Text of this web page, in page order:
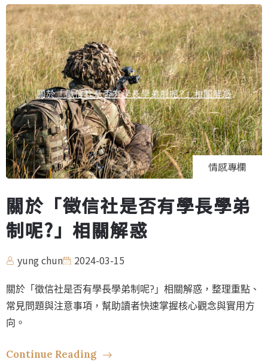
情感專欄
關於「徵信社是否有學長學弟
制呢?」相關解惑
yung chun 2024-03-15
關於「徵信社是否有學長學弟制呢?」相關解惑，整理重點、
常見問題與注意事項，幫助讀者快速掌握核心觀念與實用方
向。
Continue Reading